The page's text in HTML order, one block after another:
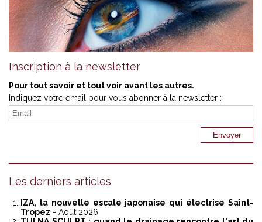
Inscription à la newsletter
Pour tout savoir et tout voir avant les autres.
Indiquez votre email pour vous abonner à la newsletter :
Les derniers articles
IZA, la nouvelle escale japonaise qui électrise Saint-
Tropez - Août 2026